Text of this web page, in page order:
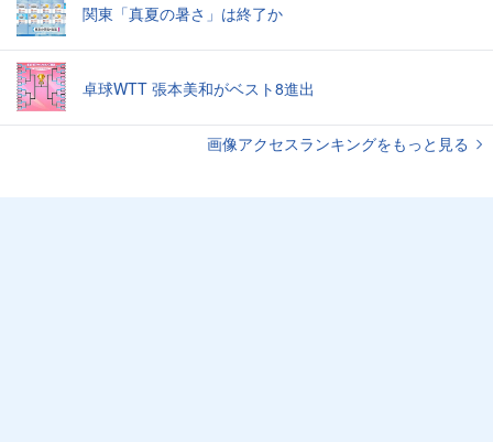
関東「真夏の暑さ」は終了か
卓球WTT 張本美和がベスト8進出
画像アクセスランキングをもっと見る